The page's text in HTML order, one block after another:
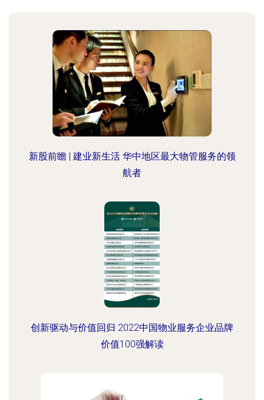
新股前瞻 | 建业新生活 华中地区最大物管服务的领
航者
创新驱动与价值回归 2022中国物业服务企业品牌
价值100强解读